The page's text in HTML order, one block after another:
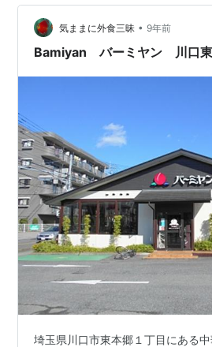
りメニューの中から ジャンボハン
気ままに外食三昧 • 9年前
Bamiyan バーミヤン 川口
埼玉県川口市東本郷１丁目にある